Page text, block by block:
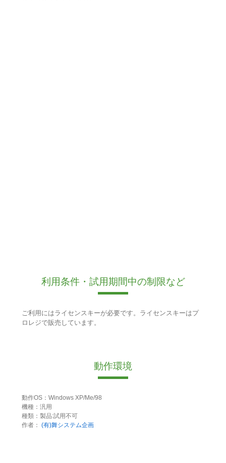
利用条件・試用期間中の制限など
ご利用にはライセンスキーが必要です。ライセンスキーはプ
ロレジで販売しています。
動作環境
動作OS：Windows XP/Me/98
機種：汎用
種類：製品:試用不可
作者： (有)舞システム企画